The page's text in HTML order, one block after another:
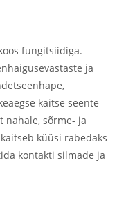
fungitsiidiga.
ja
kaitse seente
nahale, sõrme- ja
küüsi rabedaks
kontakti silmade ja